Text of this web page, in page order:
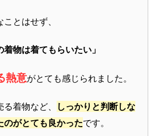
とはせず、
着物は着てもらいたい」
熱意がとても感じられました。
着物など、
しっかりと判断しな
のがとても良かったです。